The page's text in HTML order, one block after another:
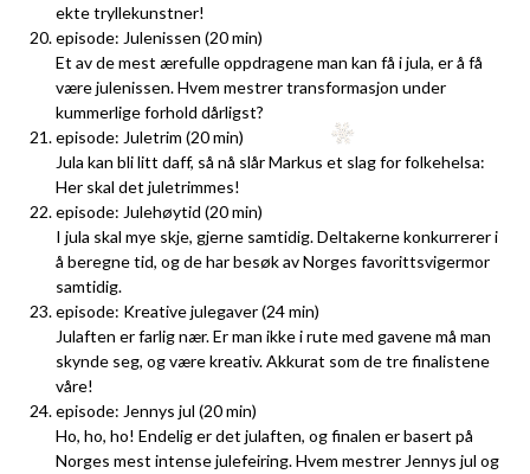
ekte tryllekunstner!
episode: Julenissen (20 min)
Et av de mest ærefulle oppdragene man kan få i jula, er å få
være julenissen. Hvem mestrer transformasjon under
kummerlige forhold dårligst?
episode: Juletrim (20 min)
Jula kan bli litt daff, så nå slår Markus et slag for folkehelsa:
Her skal det juletrimmes!
episode: Julehøytid (20 min)
I jula skal mye skje, gjerne samtidig. Deltakerne konkurrerer i
å beregne tid, og de har besøk av Norges favorittsvigermor
samtidig.
episode: Kreative julegaver (24 min)
Julaften er farlig nær. Er man ikke i rute med gavene må man
skynde seg, og være kreativ. Akkurat som de tre finalistene
våre!
episode: Jennys jul (20 min)
Ho, ho, ho! Endelig er det julaften, og finalen er basert på
Norges mest intense julefeiring. Hvem mestrer Jennys jul og